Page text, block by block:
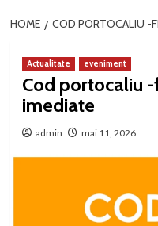
HOME COD PORTOCALIU -
Actualitate eveniment
Cod portocaliu
imediate
admin mai 11, 2026